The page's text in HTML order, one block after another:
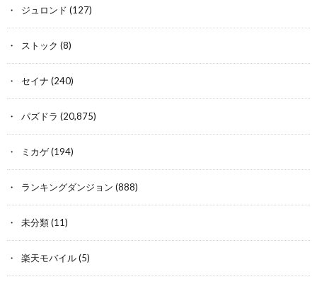
ジュロンド (127)
ストック (8)
セイナ (240)
パズドラ (20,875)
ミカゲ(194)
ランキングダンジョン (888)
未分類(11)
楽天モバイル(5)